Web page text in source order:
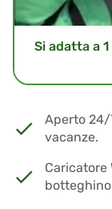
Si adatta a
Aperto 24/
vacanze.
Caricatore
botteghino